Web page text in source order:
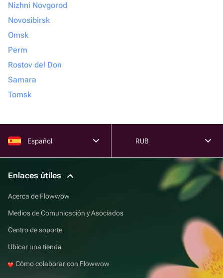
Nizhni Novgorod
Novosibirsk
Omsk
Perm
Rostov del Don
Samara
Tomsk
Español RUB
Enlaces útiles
Acerca de Flowwow
Medios de Comunicación y Asociados
Centro de soporte
Ubicar una tienda
Cómo colaborar con Flowwow